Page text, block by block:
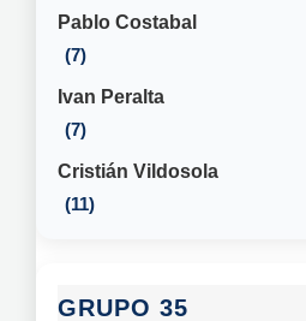
Pablo Costabal
7
Ivan Peralta
7
Cristián Vildosola
11
35